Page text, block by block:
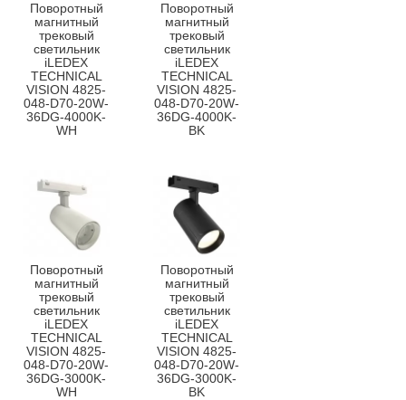
Поворотный
магнитный
трековый
светильник
iLEDEX
TECHNICAL
VISION 4825-
048-D70-20W-
36DG-4000K-
WH
Поворотный
магнитный
трековый
светильник
iLEDEX
TECHNICAL
VISION 4825-
048-D70-20W-
36DG-4000K-
BK
Поворотный
магнитный
трековый
светильник
iLEDEX
TECHNICAL
VISION 4825-
048-D70-20W-
36DG-3000K-
WH
Поворотный
магнитный
трековый
светильник
iLEDEX
TECHNICAL
VISION 4825-
048-D70-20W-
36DG-3000K-
BK